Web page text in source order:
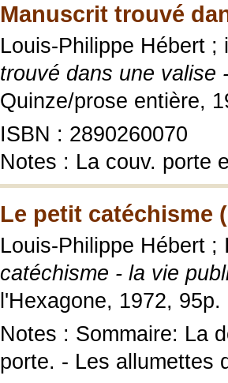
Manuscrit trouvé
Louis-Philippe Hébert
trouvé dans une valise
Quinze/prose entière,
ISBN : 2890260070
Notes : La couv. porte
Le petit catéchisme
Louis-Philippe Hébert
catéchisme - la vie
l'Hexagone, 1972,
Notes : Sommaire: La
porte. - Les allumettes